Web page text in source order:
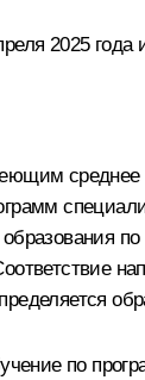
2025
среднее
по